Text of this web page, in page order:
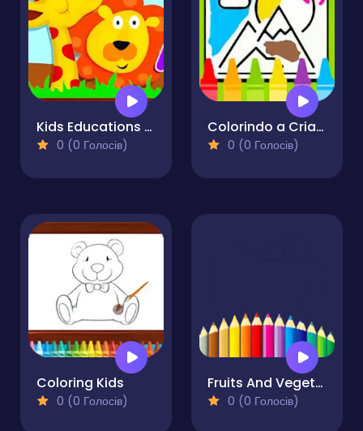
Kids Educations ABC
0 (0 Голосів)
Colorindo a Criaçao do Mundo
0 (0 Голосів)
Coloring Kids
0 (0 Голосів)
Fruits And Vegetables Coloring For Kids Printable
0 (0 Голосів)